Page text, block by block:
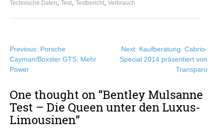
Technische Daten Test Testbericht Verbrauch
Beitragsnavigation
Previous: Porsche
Cayman/Boxster GTS: Mehr
Power
Next: Kaufberatung: Cabrio-
Special 2014 präsentiert von
Transparo
One thought on “Bentley Mulsanne
Test – Die Queen unter den Luxus-
Limousinen”